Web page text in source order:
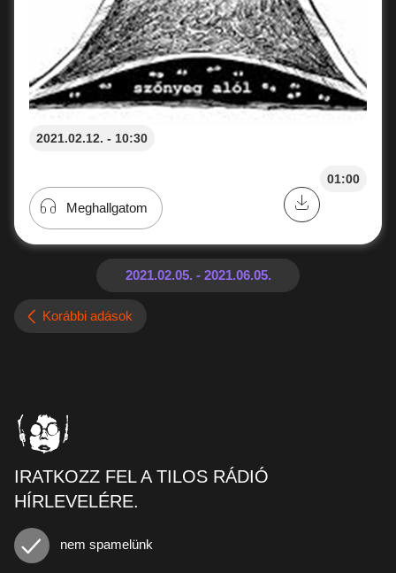
2021.02.12. - 10:30
01:00
Meghallgatom
Korábbi adások
IRATKOZZ FEL A TILOS RÁDIÓ
HÍRLEVELÉRE.
nem spamelünk